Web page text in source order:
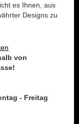
es Ihnen, aus
Designs zu
von
- Freitag